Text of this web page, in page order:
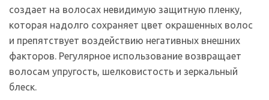
создает на волосах невидимую защитную пленку,
которая надолго сохраняет цвет окрашенных волос
и препятствует воздействию негативных внешних
факторов. Регулярное использование возвращает
волосам упругость, шелковистость и зеркальный
блеск.